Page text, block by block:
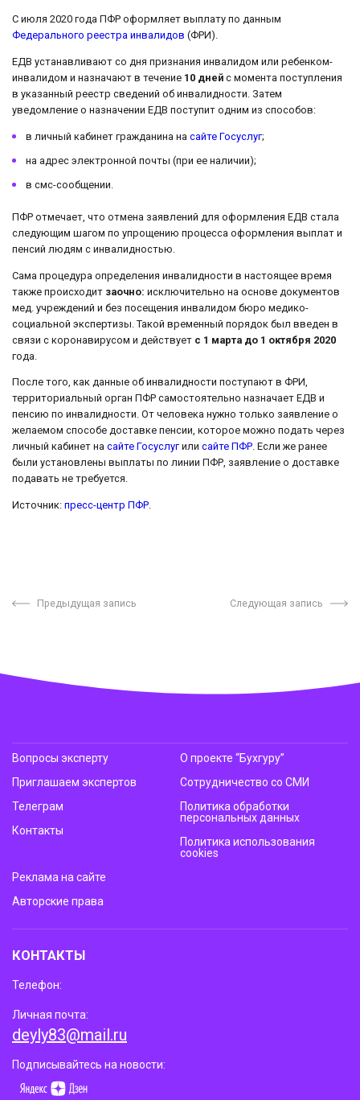
С июля 2020 года ПФР оформляет выплату по данным
Федерального реестра инвалидов (ФРИ).
ЕДВ устанавливают со дня признания инвалидом или ребенком-
инвалидом и назначают в течение 10 дней с момента поступления
в указанный реестр сведений об инвалидности. Затем
уведомление о назначении ЕДВ поступит одним из способов:
в личный кабинет гражданина на сайте Госуслуг;
на адрес электронной почты (при ее наличии);
в смс-сообщении.
ПФР отмечает, что отмена заявлений для оформления ЕДВ стала
следующим шагом по упрощению процесса оформления выплат и
пенсий людям с инвалидностью.
Сама процедура определения инвалидности в настоящее время
также происходит заочно: исключительно на основе документов
мед. учреждений и без посещения инвалидом бюро медико-
социальной экспертизы. Такой временный порядок был введен в
связи с коронавирусом и действует с 1 марта до 1 октября 2020
года.
После того, как данные об инвалидности поступают в ФРИ,
территориальный орган ПФР самостоятельно назначает ЕДВ и
пенсию по инвалидности. От человека нужно только заявление о
желаемом способе доставке пенсии, которое можно подать через
личный кабинет на сайте Госуслугили сайте ПФР. Если же ранее
были установлены выплаты по линии ПФР, заявление о доставке
подавать не требуется.
Источник: пресс-центр ПФР.
Предыдущая запись Следующая запись
Вопросы эксперту
Приглашаем экспертов
Телеграм
Контакты
О проекте “Бухгуру”
Сотрудничество со СМИ
Политика обработки
персональных данных
Политика использования
cookies
Реклама на сайте
Авторские права
КОНТАКТЫ
Телефон:
Личная почта:
deyly83@mail.ru
Подписывайтесь на новости: